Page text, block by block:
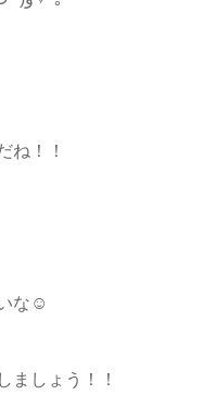
ね！！
な☺
ましょう！！